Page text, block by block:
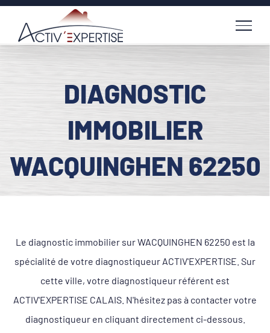
Passer
contenu
DIAGNOSTIC
IMMOBILIER
WACQUINGHEN 62250
Le diagnostic immobilier sur WACQUINGHEN 62250 est la
spécialité de votre diagnostiqueur ACTIV'EXPERTISE. Sur
cette ville, votre diagnostiqueur référent est
ACTIV'EXPERTISE CALAIS. N'hésitez pas à contacter votre
diagnostiqueur en cliquant directement ci-dessous.